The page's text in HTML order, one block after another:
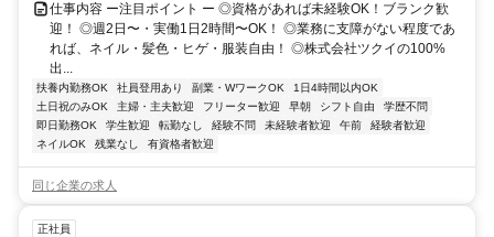
仕事内容 ー注目ポイント ー ◎資格があれば未経験OK！ブランク歓
迎！ ◎週2日〜・実働1日2時間〜OK！ ◎業務に支障がない程度であ
れば、ネイル・髪色・ヒゲ・服装自由！ ◎株式会社ツクイの100%
出...
扶養内勤務OK 社員登用あり 副業・WワークOK
1日4時間以内OK
土日祝のみOK
主婦・主夫歓迎 フリーター歓迎 早朝 シフト自由
学歴不問
即日勤務OK
学生歓迎 転勤なし 経験不問 未経験者歓迎 午前
経験者歓迎
ネイルOK
残業なし 有資格者歓迎
同じ企業の求人
正社員